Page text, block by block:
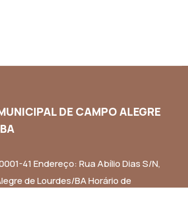
DE CAMPO ALEGRE
41 Endereço: Rua Abílio Dias S/N,
de Lourdes/BA Horário de